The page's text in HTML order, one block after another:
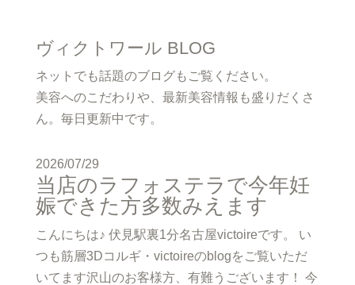
ヴィクトワール BLOG
ネットでも話題のブログもご覧ください。
美容へのこだわりや、最新美容情報も盛りだくさ
ん。毎日更新中です。
2026/07/29
当店のラフォステラで今年妊
娠できた方多数みえます
こんにちは♪ 伏見駅裏1分名古屋victoireです。 い
つも筋層3Dコルギ・victoireのblogをご覧いただ
いてます沢山のお客様方、有難うございます！ 今